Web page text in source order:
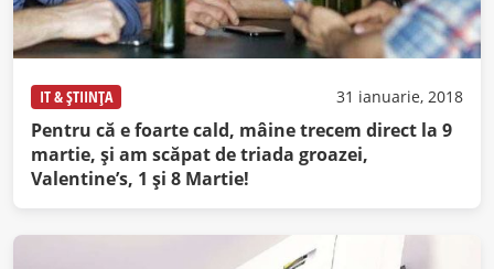
IT & ȘTIINȚA 31 ianuarie, 2018
Pentru că e foarte cald, mâine trecem direct la 9
martie, şi am scăpat de triada groazei,
Valentine’s, 1 şi 8 Martie!